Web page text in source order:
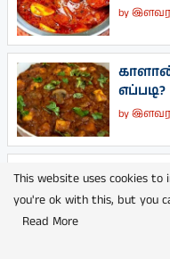
by
எப்படி?
by
This website uses cookies to
you're ok with this, but you
Read More